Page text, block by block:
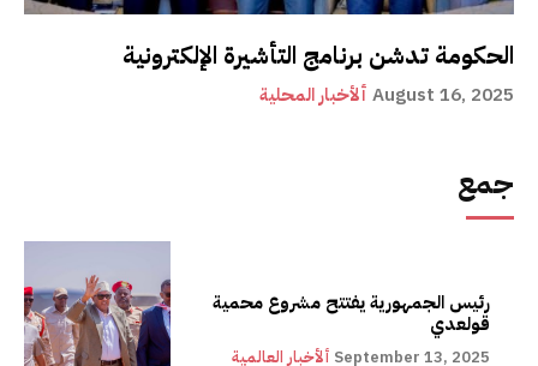
الحكومة تدشن برنامج التأشيرة الإلكترونية
ألأخبار المحلية August 16, 2025
جمع
رئيس الجمهورية يفتتح مشروع محمية
قولعدي
ألأخبار العالمية September 13, 2025